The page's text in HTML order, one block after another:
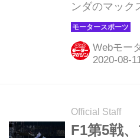
ンダのマック
メルセデス
開幕戦から4
は、圧倒的な
な中で、フェ
スのシルバー
Webモー
Official Staff
F1第5戦